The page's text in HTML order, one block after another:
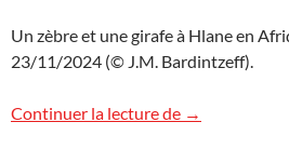
Un zèbre et une girafe à Hlane en
23/11/2024 (© J.M. Bardintzeff).
Continuer la lecture de Zèbre et
→